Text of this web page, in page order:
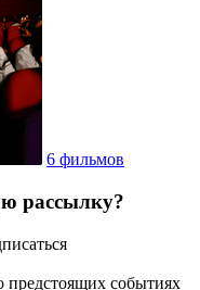
6 фильмов
рассылку?
предстоящих событиях